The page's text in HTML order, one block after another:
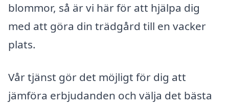
blommor, så är vi här för att hjälpa dig
med att göra din trädgård till en vacker
plats.
Vår tjänst gör det möjligt för dig att
jämföra erbjudanden och välja det bästa